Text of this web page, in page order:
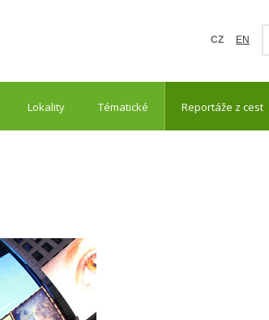
EN
CZ
Lokality Tématické Reportáže z cest